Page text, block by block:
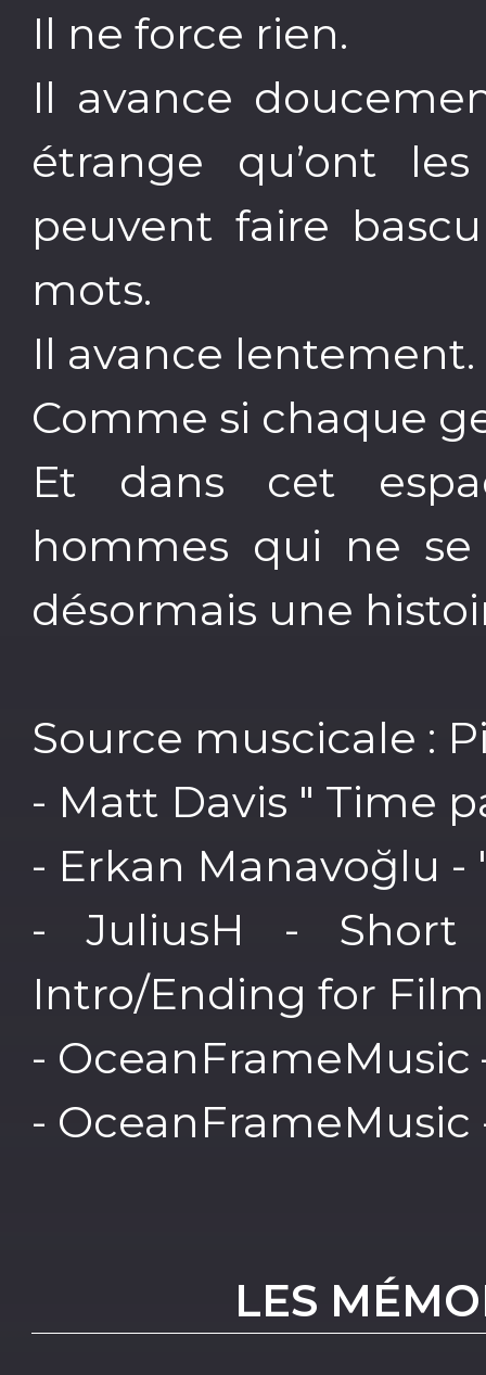
Il ne force rien.
Il avance
étrange qu’ont
peuvent faire
mots.
Il avance lentement.
Comme si chaque
Et dans cet
hommes qui ne
désormais une
Source muscicale :
- Matt Davis " Time
- Erkan Manavoğlu -
- JuliusH - Short
Intro/Ending for
- OceanFrameMusic
- OceanFrameMusic
LES